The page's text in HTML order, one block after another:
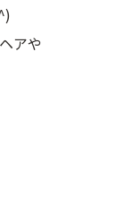
アや